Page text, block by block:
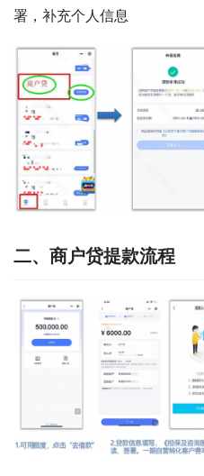
署，补充个人信息
二、商户贷提款流程